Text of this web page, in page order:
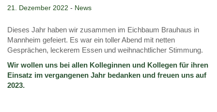
21. Dezember 2022 - News
Dieses Jahr haben wir zusammen im Eichbaum Brauhaus in
Mannheim gefeiert. Es war ein toller Abend mit netten
Gesprächen, leckerem Essen und weihnachtlicher Stimmung.
Wir wollen uns bei allen Kolleginnen und Kollegen für ihren
Einsatz im vergangenen Jahr bedanken und freuen uns auf
2023.